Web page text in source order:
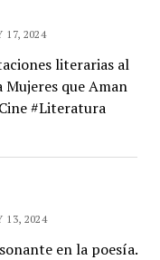
17, 2024
literarias al
Mujeres que Aman
#Literatura
13, 2024
en la poesía.